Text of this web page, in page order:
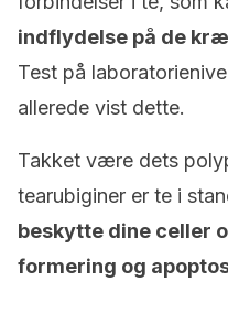
indflydelse på de
Test på
allerede vist dette.
Takket være dets
tearubiginer er te i
beskytte dine celler
formering og